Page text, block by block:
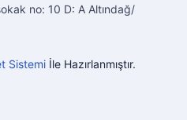
no: 10 D: A Altındağ/
Sistemiİle Hazırlanmıştır.